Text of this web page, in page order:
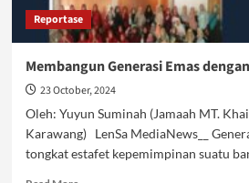
Reportase
Membangun Generasi Emas
23 October, 2024
Oleh: Yuyun Suminah (Jamaah MT.
Karawang) LenSa MediaNews__
tongkat estafet kepemimpinan suatu